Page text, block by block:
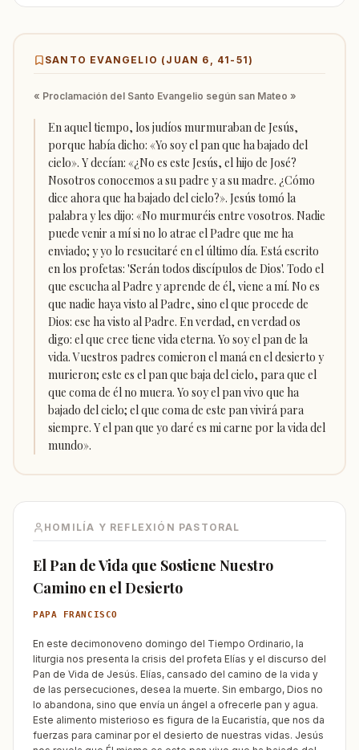
SANTO EVANGELIO ( JUAN 6, 41-51)
« Proclamación del Santo Evangelio según san Mateo »
En aquel tiempo, los judíos murmuraban de Jesús,
porque había dicho: «Yo soy el pan que ha bajado del
cielo». Y decían: «¿No es este Jesús, el hijo de José?
Nosotros conocemos a su padre y a su madre. ¿Cómo
dice ahora que ha bajado del cielo?». Jesús tomó la
palabra y les dijo: «No murmuréis entre vosotros. Nadie
puede venir a mí si no lo atrae el Padre que me ha
enviado; y yo lo resucitaré en el último día. Está escrito
en los profetas: 'Serán todos discípulos de Dios'. Todo el
que escucha al Padre y aprende de él, viene a mí. No es
que nadie haya visto al Padre, sino el que procede de
Dios: ese ha visto al Padre. En verdad, en verdad os
digo: el que cree tiene vida eterna. Yo soy el pan de la
vida. Vuestros padres comieron el maná en el desierto y
murieron; este es el pan que baja del cielo, para que el
que coma de él no muera. Yo soy el pan vivo que ha
bajado del cielo; el que coma de este pan vivirá para
siempre. Y el pan que yo daré es mi carne por la vida del
mundo».
HOMILÍA Y REFLEXIÓN PASTORAL
El Pan de Vida que Sostiene Nuestro
Camino en el Desierto
PAPA FRANCISCO
En este decimonoveno domingo del Tiempo Ordinario, la
liturgia nos presenta la crisis del profeta Elías y el discurso del
Pan de Vida de Jesús. Elías, cansado del camino de la vida y
de las persecuciones, desea la muerte. Sin embargo, Dios no
lo abandona, sino que envía un ángel a ofrecerle pan y agua.
Este alimento misterioso es figura de la Eucaristía, que nos da
fuerzas para caminar por el desierto de nuestras vidas. Jesús